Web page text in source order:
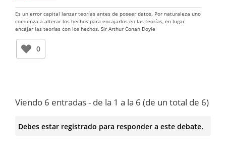
Es un error capital lanzar teorías antes de poseer datos. Por naturaleza uno
comienza a alterar los hechos para encajarlos en las teorías, en lugar
encajar las teorías con los hechos. Sir Arthur Conan Doyle
0
Viendo 6 entradas - de la 1 a la 6 (de un total de 6)
Debes estar registrado para responder a este debate.